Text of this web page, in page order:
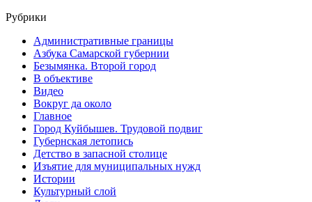
Рубрики
Административные границы
Азбука Самарской губернии
Безымянка. Второй город
В объективе
Видео
Вокруг да около
Главное
Город Куйбышев. Трудовой подвиг
Губернская летопись
Детство в запасной столице
Изъятие для муниципальных нужд
Истории
Культурный слой